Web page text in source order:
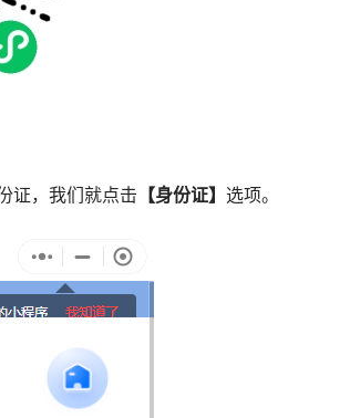
证，我们就点击 【身份证】 选项。